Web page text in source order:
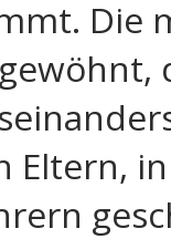
Die
Eltern,